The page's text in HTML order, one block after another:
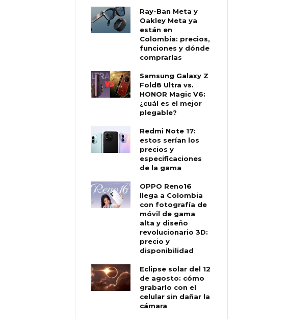
Ray-Ban Meta y
Oakley Meta ya
están en
Colombia: precios,
funciones y dónde
comprarlas
Samsung Galaxy Z
Fold8 Ultra vs.
HONOR Magic V6:
¿cuál es el mejor
plegable?
Redmi Note 17:
estos serían los
precios y
especificaciones
de la gama
OPPO Reno16
llega a Colombia
con fotografía de
móvil de gama
alta y diseño
revolucionario 3D:
precio y
disponibilidad
Eclipse solar del 12
de agosto: cómo
grabarlo con el
celular sin dañar la
cámara